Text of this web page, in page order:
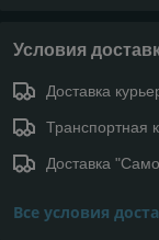
Условия
Доставка
Транспортная
Доставка
Все условия